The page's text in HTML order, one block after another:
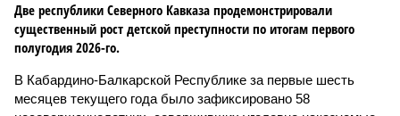
Две республики Северного Кавказа продемонстрировали
существенный рост детской преступности по итогам первого
полугодия 2026-го.
В Кабардино-Балкарской Республике за первые шесть
месяцев текущего года было зафиксировано 58